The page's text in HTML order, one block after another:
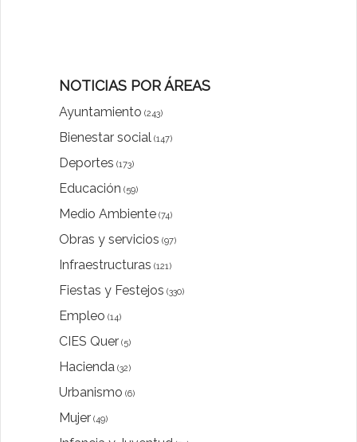
NOTICIAS POR ÁREAS
Ayuntamiento (243)
Bienestar social (147)
Deportes (173)
Educación (59)
Medio Ambiente (74)
Obras y servicios (97)
Infraestructuras (121)
Fiestas y Festejos (330)
Empleo (14)
CIES Quer (5)
Hacienda (32)
Urbanismo (6)
Mujer (49)